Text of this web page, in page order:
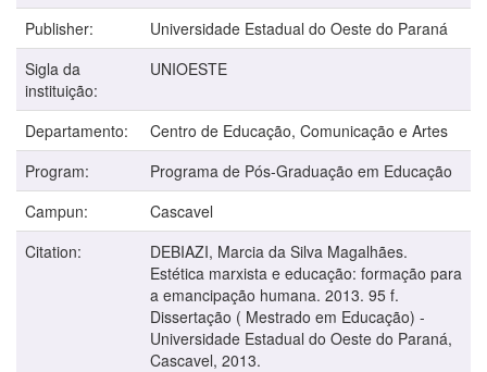
Publisher:
Universidade Estadual do Oeste do Paraná
Sigla da
instituição:
UNIOESTE
Departamento:
Centro de Educação, Comunicação e Artes
Program:
Programa de Pós-Graduação em Educação
Campun:
Cascavel
Citation:
DEBIAZI, Marcia da Silva Magalhães.
Estética marxista e educação: formação para
a emancipação humana. 2013. 95 f.
Dissertação ( Mestrado em Educação) -
Universidade Estadual do Oeste do Paraná,
Cascavel, 2013.